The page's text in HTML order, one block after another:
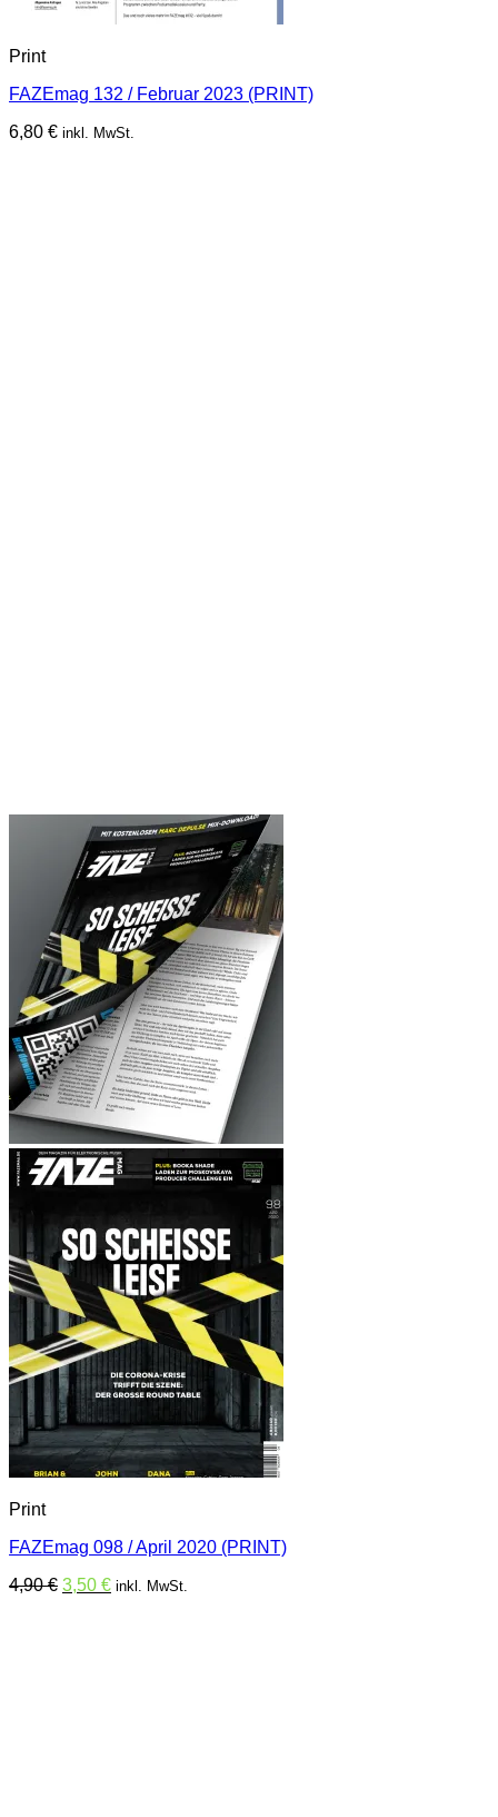
Print
FAZEmag 132 / Februar 2023 (PRINT)
6,80 € inkl. MwSt.
Print
FAZEmag 098 / April 2020 (PRINT)
4,90€ Ursprünglicher
3,50 €Aktueller
inkl. MwSt.